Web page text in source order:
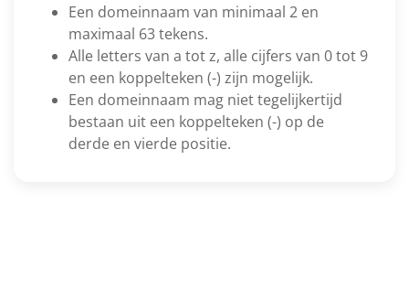
Een domeinnaam van minimaal 2 en
maximaal 63 tekens.
Alle letters van a tot z, alle cijfers van 0 tot 9
en een koppelteken (-) zijn mogelijk.
Een domeinnaam mag niet tegelijkertijd
bestaan uit een koppelteken (-) op de
derde en vierde positie.